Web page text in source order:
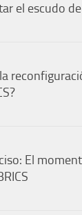
el escudo
El